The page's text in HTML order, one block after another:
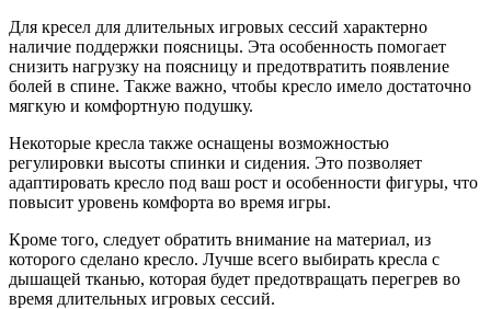
Для кресел для длительных игровых сессий характерно
наличие поддержки поясницы. Эта особенность помогает
снизить нагрузку на поясницу и предотвратить появление
болей в спине. Также важно, чтобы кресло имело достаточно
мягкую и комфортную подушку.
Некоторые кресла также оснащены возможностью
регулировки высоты спинки и сидения. Это позволяет
адаптировать кресло под ваш рост и особенности фигуры, что
повысит уровень комфорта во время игры.
Кроме того, следует обратить внимание на материал, из
которого сделано кресло. Лучше всего выбирать кресла с
дышащей тканью, которая будет предотвращать перегрев во
время длительных игровых сессий.